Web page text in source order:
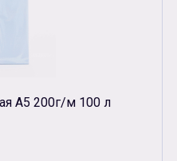
А5 200г/м 100 л